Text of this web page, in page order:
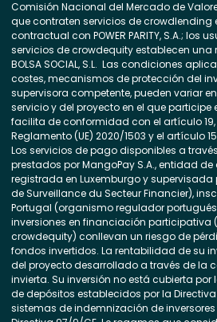
Comisión Nacional del Mercado de
que contraten servicios de crowdlending
contractual con POWER PARITY, S.A.; los
servicios de crowdequity establecen
BOLSA SOCIAL, S.L. Las condiciones
costes, mecanismos de protección del
supervisora competente, pueden variar
servicio y del proyecto en el que participe
facilita de conformidad con el artículo 19,
Reglamento (UE) 2020/1503 y el artículo
Los servicios de pago disponibles a
prestados por MangoPay S.A., entidad
registrada en Luxemburgo y supervisada
de Surveillance du Secteur Financier),
Portugal (organismo regulador
inversiones en financiación participativa
crowdequity) conllevan un riesgo de
fondos invertidos. La rentabilidad de su
del proyecto desarrollado a través de la
invierta. Su inversión no está cubierta
de depósitos establecidos por la Directiva
sistemas de indemnización de